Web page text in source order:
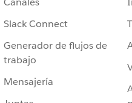
Slack Connect
Generador de flujos de
trabajo
Mensajería